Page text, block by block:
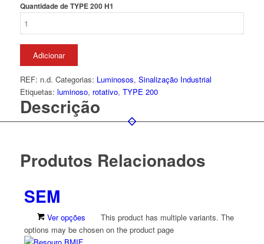
Quantidade de TYPE 200 H1
Adicionar
REF: n.d. Categorias: Luminosos, Sinalização Industrial
Etiquetas: luminoso, rotativo, TYPE 200
Descrição
Produtos Relacionados
SEM
Ver opções
This product has multiple variants. The
options may be chosen on the product page